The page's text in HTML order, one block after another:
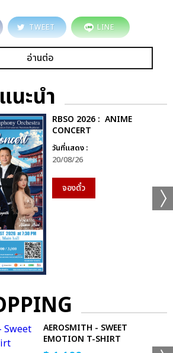
TWEET LINE
อ่านต่อ
แนะนำ
RBSO 2026 : ANIME
CONCERT
วันที่แสดง :
20/08/26
จองตั๋ว
AEROSMITH - SWEET
EMOTION T-SHIRT